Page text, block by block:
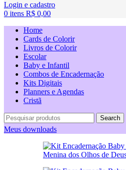
Login e cadastro
0 itens R$ 0,00
Home
Cards de Colorir
Livros de Colorir
Escolar
Baby e Infantil
Combos de Encadernação
Kits Digitais
Planners e Agendas
Cristã
Search
Meus downloads